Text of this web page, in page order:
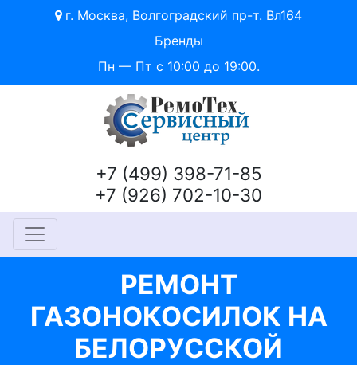
г. Москва, Волгоградский пр-т. Вл164
Бренды
Пн — Пт с 10:00 до 19:00.
+7 (499) 398-71-85
+7 (926) 702-10-30
РЕМОНТ
ГАЗОНОКОСИЛОК НА
БЕЛОРУССКОЙ